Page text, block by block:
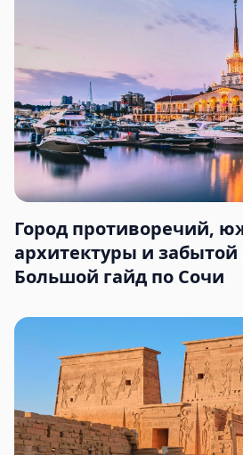
Город противоречий,
архитектуры и
Большой гайд по Сочи